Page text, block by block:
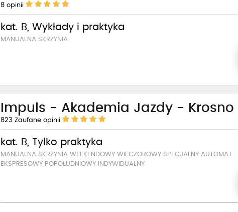
8 opinii
kat. B, Wykłady i praktyka
MANUALNA SKRZYNIA
Impuls - Akademia Jazdy - Krosno
823 Zaufane opinii
kat. B, Tylko praktyka
MANUALNA SKRZYNIA WEEKENDOWY WIECZOROWY SPECJALNY AUTOMAT
EKSPRESOWY POPOŁUDNIOWY INDYWIDUALNY